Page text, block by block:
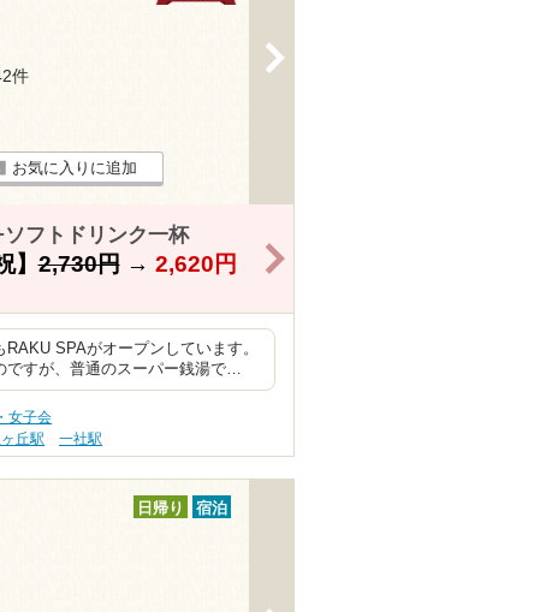
件
お気に入りに追加
ソフトドリンク一杯
】2,730円→ 2,620円
SPAがオープンしています。
ですが、普通のスーパー銭湯で…
女子会
丘駅 一社駅
日帰り 宿泊